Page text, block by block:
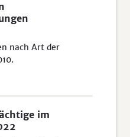
nach Art der
im